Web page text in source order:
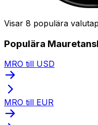
Visar 8 populära
Populära
MRO till USD
MRO till EUR